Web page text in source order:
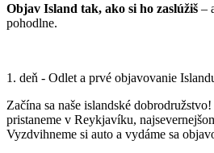
Objav Island tak, ako si ho zaslúžiš –
pohodlne.
1. deň - Odlet a prvé objavovanie
Začína sa naše islandské
pristaneme v Reykjavíku,
Vyzdvihneme si auto a vydáme sa